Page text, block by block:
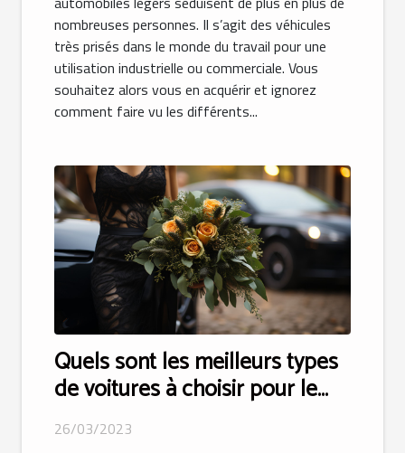
nombreuses personnes. Il s’agit des véhicules
très prisés dans le monde du travail pour une
utilisation industrielle ou commerciale. Vous
souhaitez alors vous en acquérir et ignorez
comment faire vu les différents...
Quels sont les meilleurs types
de voitures à choisir pour le
mariage ?
26/03/2023